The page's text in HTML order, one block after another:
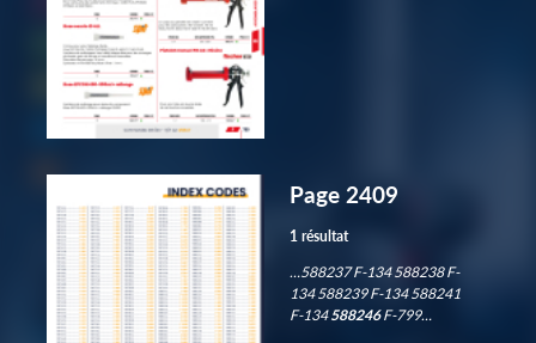
Page 2409
1 résultat
…588237 F-134 588238 F-
134 588239 F-134 588241
F-134588246F-799…